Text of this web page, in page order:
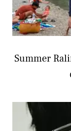
Summer